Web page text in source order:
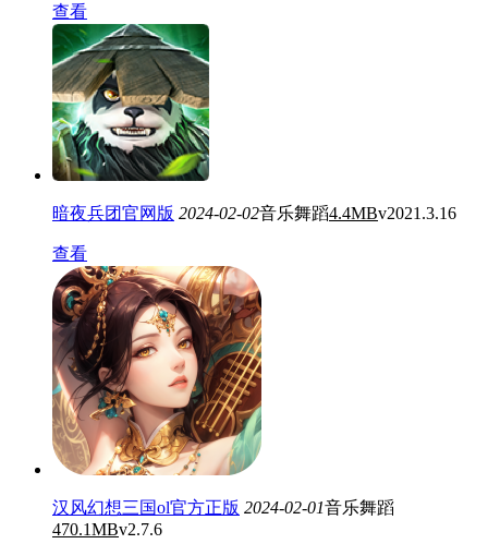
查看
暗夜兵团官网版 2024-02-02音乐舞蹈4.4MBv2021.3.16
查看
汉风幻想三国ol官方正版 2024-02-01音乐舞蹈
470.1MBv2.7.6